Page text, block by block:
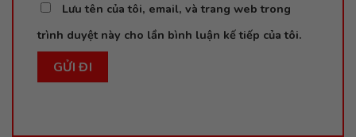
Lưu tên của tôi, email, và trang web trong
trình duyệt này cho lần bình luận kế tiếp của tôi.